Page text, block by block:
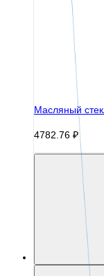
Масляный
4782.76 ₽